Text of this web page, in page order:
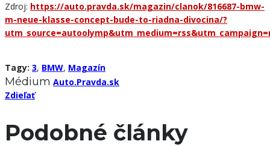
Zdroj: https://auto.pravda.sk/magazin/clanok/816687-bmw-
m-neue-klasse-concept-bude-to-riadna-divocina/?
Tagy: 3, BMW, Magazín
Médium Auto.Pravda.sk
Zdieľať
Podobné články